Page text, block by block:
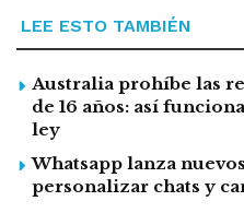
LEE ESTO TAMBIÉN
Australia prohíbe las
de 16 años: así
ley
Whatsapp lanza
personalizar chats y